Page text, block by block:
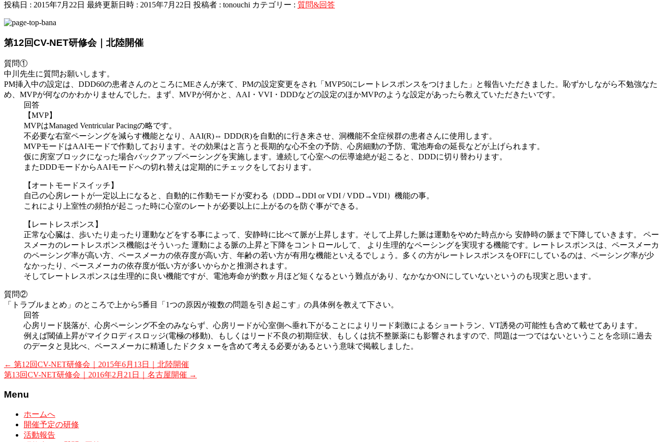
投稿日 : 2015年7月22日 最終更新日時 : 2015年7月22日 投稿者 : tonouchi カテゴリー : 質問&回答
第12回CV-NET研修会｜北陸開催
質問①
中川先生に質問お願いします。
PM挿入中の設定は、DDD60の患者さんのところにMEさんが来て、PMの設定変更をされ「MVP50にレートレスポンスをつけました」と報告いただきました。恥ずかしながら不勉強なた
め、MVPが何なのかわかりませんでした。まず、MVPが何かと、AAI・VVI・DDDなどの設定のほかMVPのような設定があったら教えていただきたいです。
回答
【MVP】
MVPはManaged Ventricular Pacingの略です。
不必要な右室ペーシングを減らす機能となり、AAI(R)⇔ DDD(R)を自動的に行き来させ、洞機能不全症候群の患者さんに使用します。
MVPモードはAAIモードで作動しております。その効果はと言うと長期的な心不全の予防、心房細動の予防、電池寿命の延長などが上げられます。
仮に房室ブロックになった場合バックアップペーシングを実施します。連続して心室への伝導途絶が起こると、DDDに切り替わります。
またDDDモードからAAIモードへの切れ替えは定期的にチェックをしております。
【オートモードスイッチ】
自己の心房レートが一定以上になると、自動的に作動モードが変わる（DDD→DDI or VDI / VDD→VDI）機能の事。
これにより上室性の頻拍が起こった時に心室のレートが必要以上に上がるのを防ぐ事ができる。
【レートレスポンス】
正常な心臓は、歩いたり走ったり運動などをする事によって、安静時に比べて脈が上昇します。そして上昇した脈は運動をやめた時点から 安静時の脈まで下降していきます。 ペー
スメーカのレートレスポンス機能はそういった 運動による脈の上昇と下降をコントロールして、 より生理的なペーシングを実現する機能です。レートレスポンスは、ペースメーカ
のペーシング率が高い方、ペースメーカの依存度が高い方、年齢の若い方が有用な機能といえるでしょう。多くの方がレートレスポンスをOFFにしているのは、ペーシング率が少
なかったり、ペースメーカの依存度が低い方が多いからかと推測されます。
そしてレートレスポンスは生理的に良い機能ですが、電池寿命が約数ヶ月ほど短くなるという難点があり、なかなかONにしていないというのも現実と思います。
質問②
「トラブルまとめ」のところで上から5番目「1つの原因が複数の問題を引き起こす」の具体例を教えて下さい。
回答
心房リード脱落が、心房ペーシング不全のみならず、心房リードが心室側へ垂れ下がることによりリード刺激によるショートラン、VT誘発の可能性も含めて載せてあります。
例えば閾値上昇がマイクロディスロッジ(電極の移動)、もしくはリード不良の初期症状、もしくは抗不整脈薬にも影響されますので、問題は一つではないということを念頭に過去
のデータと見比べ、ペースメーカに精通したドクタｘーを含めて考える必要があるという意味で掲載しました。
← 第12回CV-NET研修会｜2015年6月13日｜北陸開催
第13回CV-NET研修会｜2016年2月21日｜名古屋開催 →
Menu
ホームへ
開催予定の研修
活動報告